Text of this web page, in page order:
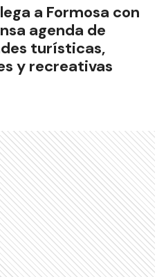
a Formosa con
agenda de
turísticas,
y recreativas